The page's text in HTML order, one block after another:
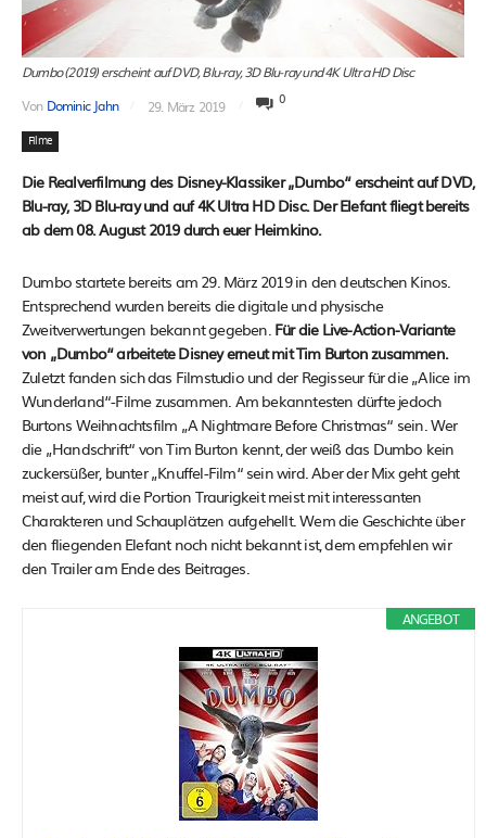
Dumbo (2019) erscheint auf DVD, Blu-ray, 3D Blu-ray und 4K Ultra HD Disc
Von Dominic Jahn 29. März 2019 0
Filme
Die Realverfilmung des Disney-Klassiker „Dumbo“ erscheint auf DVD,
Blu-ray, 3D Blu-ray und auf 4K Ultra HD Disc. Der Elefant fliegt bereits
ab dem 08. August 2019 durch euer Heimkino.
Dumbo startete bereits am 29. März 2019 in den deutschen Kinos.
Entsprechend wurden bereits die digitale und physische
Zweitverwertungen bekannt gegeben. Für die Live-Action-Variante
von „Dumbo“ arbeitete Disney erneut mit Tim Burton zusammen.
Zuletzt fanden sich das Filmstudio und der Regisseur für die „Alice im
Wunderland“-Filme zusammen. Am bekanntesten dürfte jedoch
Burtons Weihnachtsfilm „A Nightmare Before Christmas“ sein. Wer
die „Handschrift“ von Tim Burton kennt, der weiß das Dumbo kein
zuckersüßer, bunter „Knuffel-Film“ sein wird. Aber der Mix geht geht
meist auf, wird die Portion Traurigkeit meist mit interessanten
Charakteren und Schauplätzen aufgehellt. Wem die Geschichte über
den fliegenden Elefant noch nicht bekannt ist, dem empfehlen wir
den Trailer am Ende des Beitrages.
ANGEBOT